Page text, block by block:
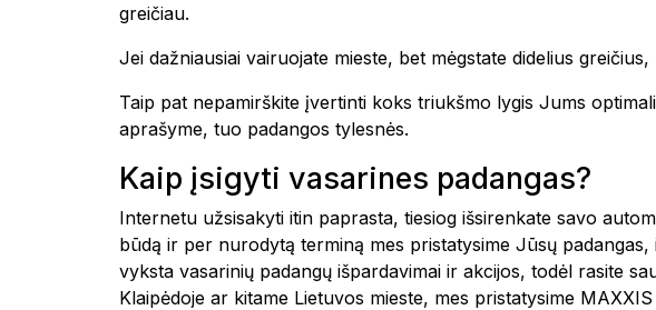
greičiau.
Jei dažniausiai vairuojate mieste, bet mėgstate didelius
Taip pat nepamirškite įvertinti koks triukšmo lygis Jums
aprašyme, tuo padangos tylesnės.
Kaip įsigyti vasarines padangas?
Internetu užsisakyti itin paprasta, tiesiog išsirenkate savo
būdą ir per nurodytą terminą mes pristatysime Jūsų
vyksta vasarinių padangų išpardavimai ir akcijos, todėl rasite
Klaipėdoje ar kitame Lietuvos mieste, mes pristatysime